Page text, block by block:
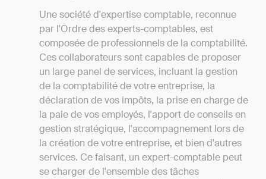
Une société d'expertise comptable, reconnue
par l'Ordre des experts-comptables, est
composée de professionnels de la comptabilité.
Ces collaborateurs sont capables de proposer
un large panel de services, incluant la gestion
de la comptabilité de votre entreprise, la
déclaration de vos impôts, la prise en charge de
la paie de vos employés, l'apport de conseils en
gestion stratégique, l'accompagnement lors de
la création de votre entreprise, et bien d'autres
services. Ce faisant, un expert-comptable peut
se charger de l'ensemble des tâches